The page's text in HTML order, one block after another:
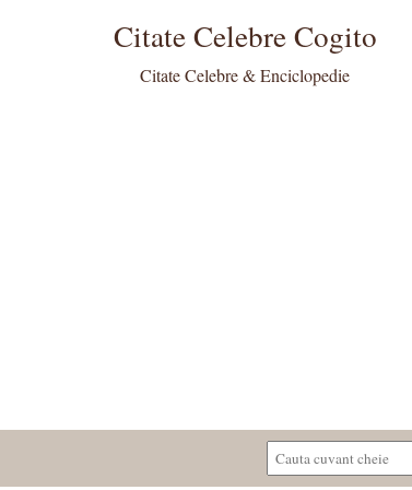
Citate Celebre Cogito
Citate Celebre & Enciclopedie